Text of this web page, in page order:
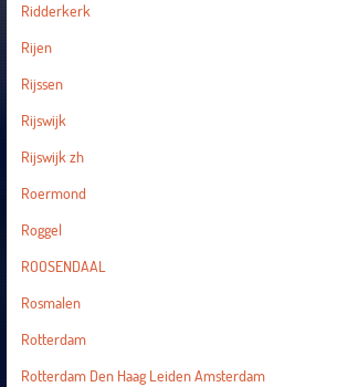
Ridderkerk
Rijen
Rijssen
Rijswijk
Rijswijk zh
Roermond
Roggel
ROOSENDAAL
Rosmalen
Rotterdam
Rotterdam Den Haag Leiden Amsterdam